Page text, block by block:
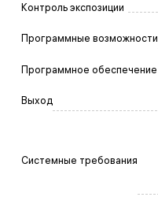
Контроль экспозиции
Программные возможности
Программное обеспечение
Выход
Системные требования